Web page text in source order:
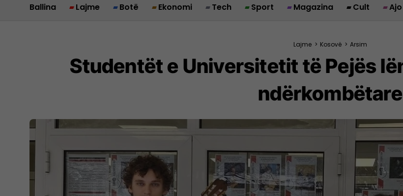
Ballina Lajme Botë Ekonomi Tech Sport Magazina Cult Ajo
Lajme > Kosovë > Arsim
Studentët e Universitetit të Pejës
ndërkombëtare